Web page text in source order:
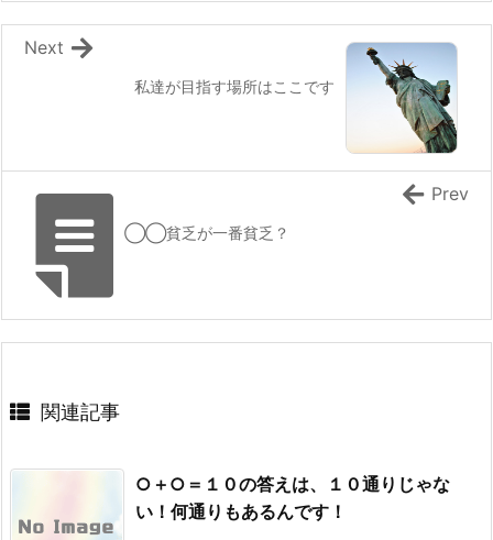
私達が目指す場所はここです
Next
◯◯貧乏が一番貧乏？
Prev
関連記事
○＋○＝１０の答えは、１０通りじゃな
い！何通りもあるんです！